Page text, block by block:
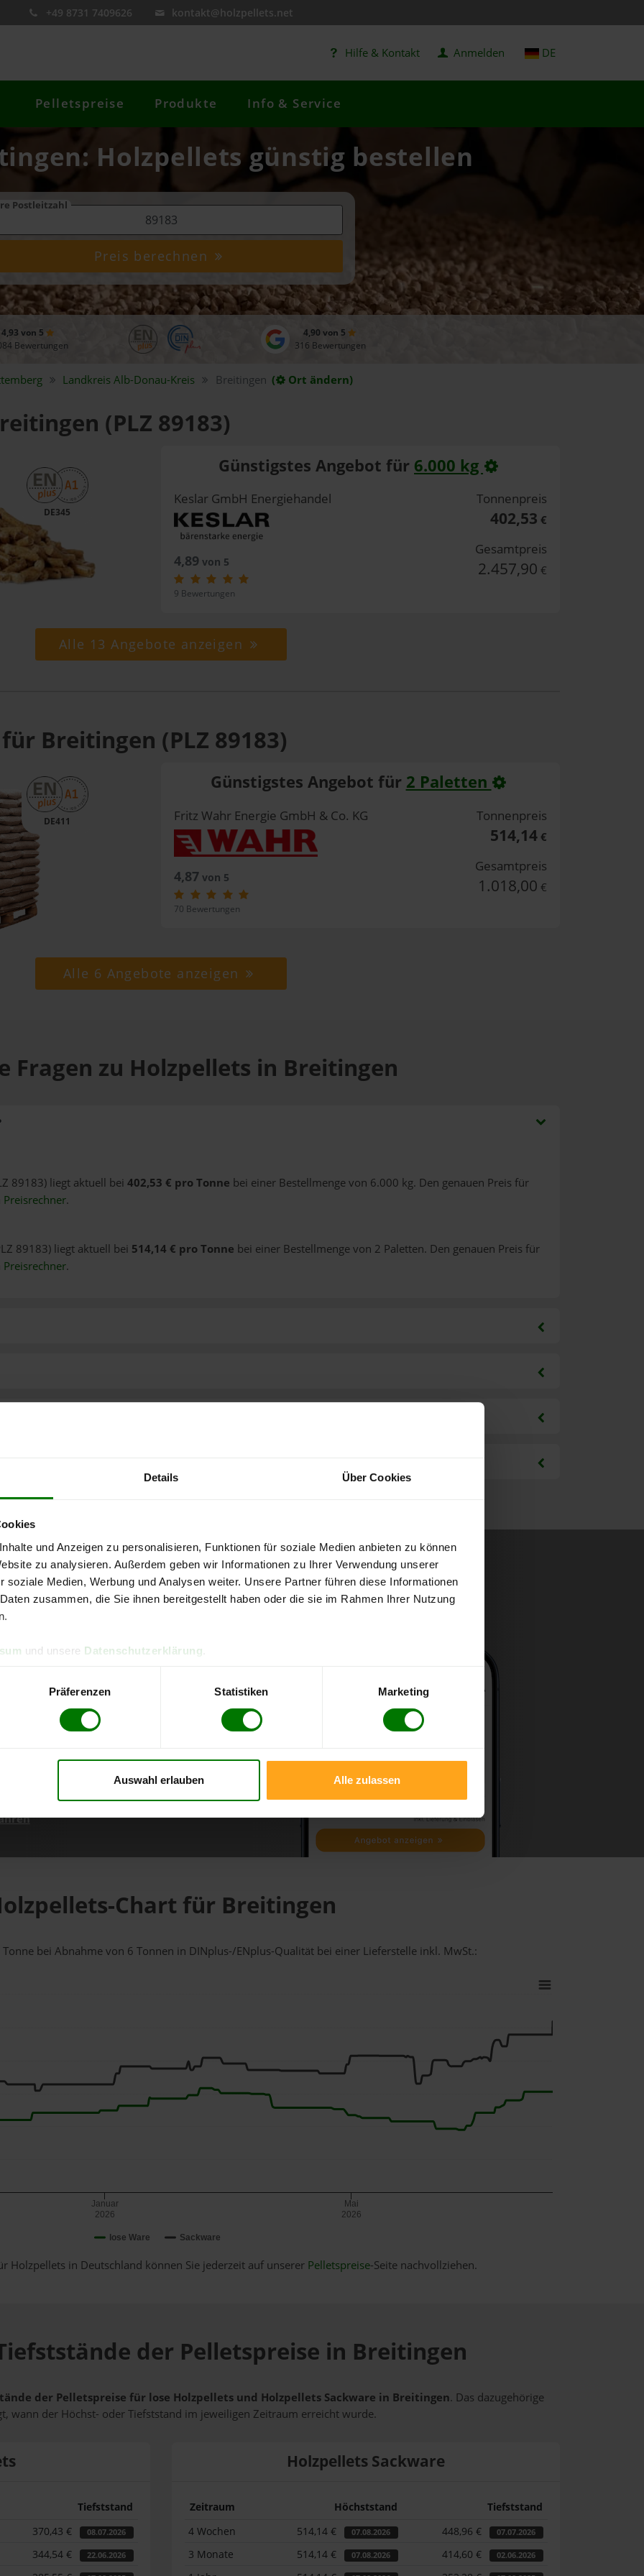
Details Über Cookies
und Anzeigen zu personalisieren, Funktionen für soziale Medien anbieten zu können
zu analysieren. Außerdem geben wir Informationen zu Ihrer Verwendung unserer
soziale Medien, Werbung und Analysen weiter. Unsere Partner führen diese Informationen
zusammen, die Sie ihnen bereitgestellt haben oder die sie im Rahmen Ihrer Nutzung
und unsere Datenschutzerklärung
Präferenzen Statistiken Marketing
Auswahl erlauben Alle zulassen
+49 8731 7409626 kontakt@holzpellets.net
Hilfe & Kontakt Anmelden DE
Pelletspreise Produkte Info & Service
Holzpellets günstig bestellen
Postleitzahl
Preis berechnen
4,93 von 5
Bewertungen
4,90 von 5
316 Bewertungen
LandkreisAlb-Donau-Kreis Breitingen ( Ort ändern)
(PLZ 89183)
DE345
Günstigstes Angebot für 6.000 kg
Keslar GmbH Energiehandel
4,89von 5
9 Bewertungen
Tonnenpreis
402,53 €
Gesamtpreis
2.457,90 €
Alle 13 Angebote anzeigen
Breitingen (PLZ 89183)
DE411
Günstigstes Angebot für 2 Paletten
Fritz Wahr Energie GmbH & Co. KG
4,87von 5
70 Bewertungen
Tonnenpreis
514,14€
Gesamtpreis
1.018,00 €
Alle 6 Angebote anzeigen
Fragen zu Holzpellets in Breitingen
89183) liegt aktuell bei 402,53 € pro Tonne bei einer Bestellmenge von 6.000 kg. Den genauen Preis für
Preisrechner.
89183) liegt aktuell bei 514,14 € pro Tonne bei einer Bestellmenge von 2 Paletten. Den genauen Preis für
Preisrechner.
kostenlose
direkt online bestellen
aktuellen Stand
Chart für Breitingen
bei Abnahmevon 6 Tonnen in DINplus-/ENplus-Qualität bei einer Lieferstelle inkl. MwSt.:
lose Ware Sackware
Januar
2026
Mai
2026
Holzpellets in Deutschland können Sie jederzeit auf unserer Pelletspreise-Seite nachvollziehen.
der Pelletspreise in Breitingen
der Pelletspreise für lose Holzpellets und Holzpellets Sackware in Breitingen. Das dazugehörige
wann der Höchst- oder Tiefststand im jeweiligen Zeitraum erreicht wurde.
Tiefststand
370,43 € 08.07.2026
344,54 € 22.06.2026
Holzpellets Sackware
Zeitraum Höchststand
Tiefststand
4 Wochen
514,14 € 07.08.2026 448,96 € 07.07.2026
3 Monate 514,14 € 07.08.2026 414,60 € 02.06.2026